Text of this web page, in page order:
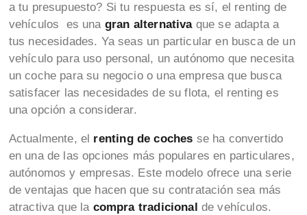
a tu presupuesto? Si tu respuesta es sí, el renting de
vehículos es una gran alternativa que se adapta a
tus necesidades. Ya seas un particular en busca de un
vehículo para uso personal, un autónomo que necesita
un coche para su negocio o una empresa que busca
satisfacer las necesidades de su flota, el renting es
una opción a considerar.
Actualmente, el renting de coches se ha convertido
en una de las opciones más populares en particulares,
autónomos y empresas. Este modelo ofrece una serie
de ventajas que hacen que su contratación sea más
atractiva que la compra tradicional de vehículos.